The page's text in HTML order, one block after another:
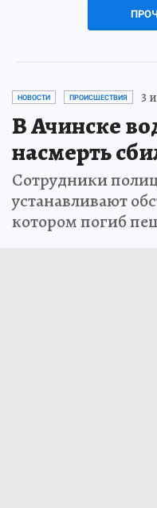
НОВОСТИ ПРОИСШЕСТВИЯ 3
В Ачинске
насмерть
Сотрудники
устанавливают
котором погиб